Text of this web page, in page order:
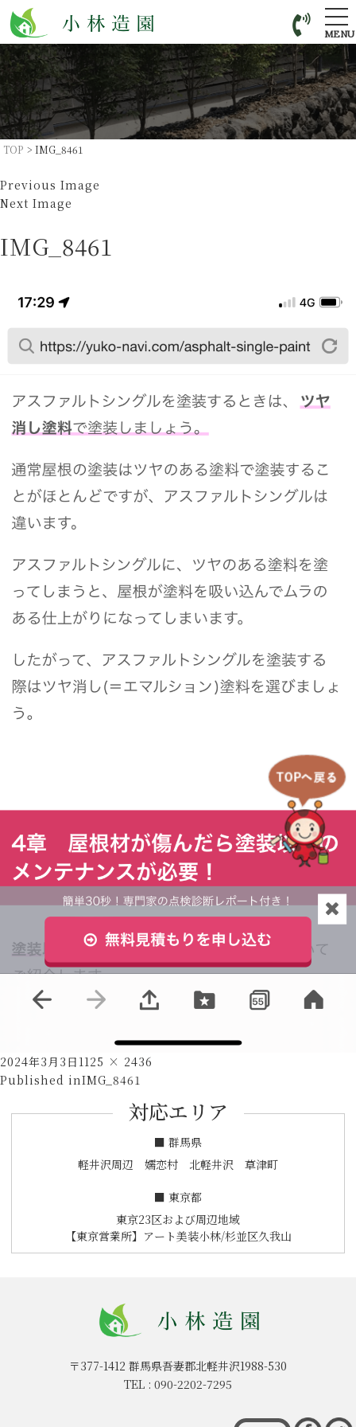
MENU
TOP >IMG_8461
Previous Image
Next Image
IMG_8461
Posted
on
2024年3月3日 Full
size
1125 × 2436
投
ン
Published inIMG_8461
対応エリア
■ 群馬県
軽井沢周辺 嬬恋村 北軽井沢 草津町
■ 東京都
東京23区および周辺地域
【東京営業所】アート美装小林/杉並区久我山
〒377-1412 群馬県吾妻郡北軽井沢1988-530
TEL : 090-2202-7295